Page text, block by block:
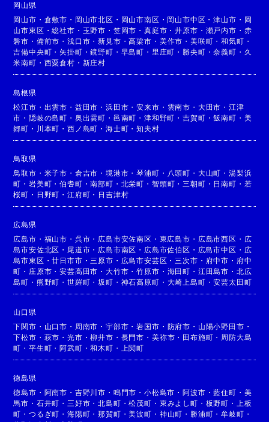
岡山県
岡山市 ・ 倉敷市 ・ 岡山市北区 ・ 岡山市南区 ・ 岡山市中区 ・津山市 ・ 岡
山市東区 ・総社市 ・ 玉野市 ・ 笠岡市 ・真庭市 ・井原市 ・ 瀬戸内市 ・ 赤
磐市 ・ 備前市 ・浅口市 ・新見市 ・高梁市 ・ 美作市 ・ 美咲町 ・和気町 ・
吉備中央町 ・矢掛町 ・鏡野町 ・ 早島町 ・ 里庄町 ・ 勝央町 ・奈義町 ・ 久
米南町 ・ 西粟倉村 ・ 新庄村
島根県
松江市 ・ 出雲市 ・ 益田市 ・浜田市 ・安来市 ・ 雲南市 ・ 大田市 ・ 江津
市 ・隠岐の島町 ・ 奥出雲町 ・ 邑南町 ・津和野町 ・吉賀町 ・飯南町 ・ 美
郷町 ・ 川本町 ・西ノ島町 ・海士町 ・知夫村
鳥取県
鳥取市 ・ 米子市 ・ 倉吉市 ・境港市 ・琴浦町 ・ 八頭町 ・ 大山町 ・ 湯梨浜
町 ・岩美町 ・伯耆町 ・南部町 ・ 北栄町 ・ 智頭町 ・ 三朝町 ・ 日南町 ・ 若
桜町 ・ 日野町 ・江府町 ・ 日吉津村
広島県
広島市 ・ 福山市 ・ 呉市 ・ 広島市安佐南区 ・ 東広島市 ・ 広島市西区 ・ 広
島市安佐北区 ・ 尾道市 ・ 広島市南区 ・ 広島市佐伯区 ・ 広島市中区 ・ 広
島市東区 ・廿日市市 ・ 三原市 ・ 広島市安芸区 ・ 三次市 ・ 府中市 ・ 府中
町 ・ 庄原市 ・安芸高田市 ・大竹市 ・竹原市 ・ 海田町 ・ 江田島市 ・ 北広
島町 ・ 熊野町 ・世羅町 ・坂町 ・ 神石高原町 ・ 大崎上島町 ・安芸太田町
山口県
下関市 ・ 山口市 ・ 周南市 ・宇部市 ・岩国市 ・ 防府市 ・ 山陽小野田市 ・
下松市 ・ 萩市 ・光市 ・柳井市 ・ 長門市 ・ 美祢市 ・ 田布施町 ・ 周防大島
町 ・平生町 ・阿武町 ・和木町 ・ 上関町
徳島県
徳島市 ・ 阿南市 ・ 吉野川市 ・ 鳴門市 ・小松島市 ・阿波市 ・藍住町 ・ 美
馬市 ・ 石井町 ・ 三好市 ・北島町 ・松茂町 ・ 東みよし町 ・ 板野町 ・
上板
町 ・つるぎ町 ・海陽町 ・那賀町 ・美波町 ・ 神山町 ・ 勝浦町 ・牟岐町 ・